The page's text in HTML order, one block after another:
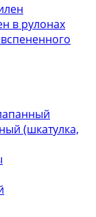
в рулонах
(шкатулка,